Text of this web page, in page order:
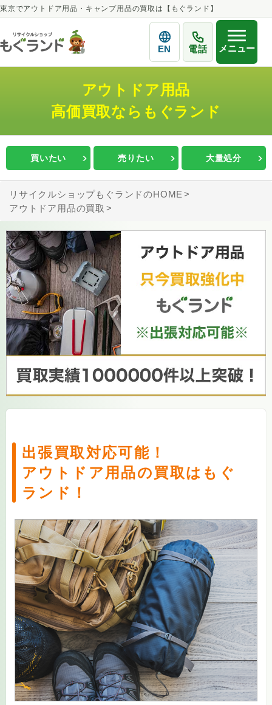
東京でアウトドア用品・キャンプ用品の買取は【もぐランド】
EN 電話 メニュー
アウトドア用品
高価買取ならもぐランド
買いたい 売りたい 大量処分
リサイクルショップもぐランドのHOME
アウトドア用品の買取
出張買取対応可能！
アウトドア用品の買取はもぐ
ランド！